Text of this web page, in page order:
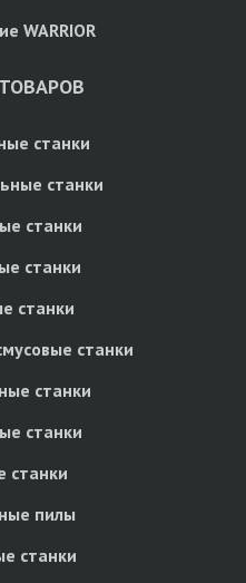
WARRIOR
станки
станки
станки
станки
станки
станки
станки
станки
станки
пилы
станки